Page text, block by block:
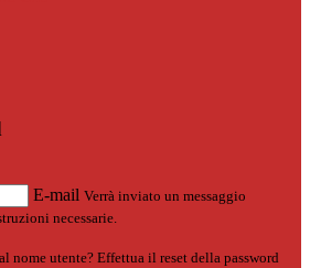
E-mail Verrà inviato un messaggio
necessarie.
nome utente? Effettua il reset della password